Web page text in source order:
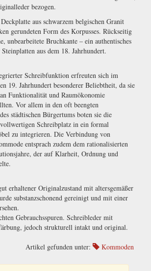
bezogen.
aus schwarzem belgischen Granit
gerundeten Form des Korpusses. Rückseitig
unbearbeitete Bruchkante – ein authentisches
aus dem 18. Jahrhundert.
Schreibfunktion erfreuten sich im
19. Jahrhundert besonderer Beliebtheit, da sie
Funktionalität und Raumökonomie
Vor allem in den oft beengten
städtischen Bürgertums boten sie die
Schreibplatz in ein formal
zu integrieren. Die Verbindung von
entsprach zudem dem rationalisierten
der auf Klarheit, Ordnung und
erhaltener Originalzustand mit altersgemäßer
substanzschonend gereinigt und mit einer
Gebrauchsspuren. Schreibleder mit
jedoch strukturell intakt und original.
Artikel gefunden unter: Kommoden